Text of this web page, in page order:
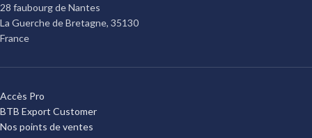
28 faubourg de Nantes
La Guerche de Bretagne, 35130
France
Accès Pro
BTB Export Customer
Nos points de ventes